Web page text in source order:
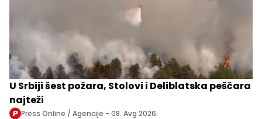
U Srbiji šest požara, Stolovi i Deliblatska peščara
najteži
Press Online / Agencije - 08. Avg 2026.